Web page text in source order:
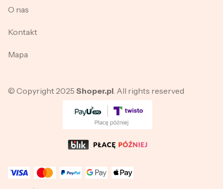
O nas
Kontakt
Mapa
© Copyright 2025 Shoper.pl. All rights reserved